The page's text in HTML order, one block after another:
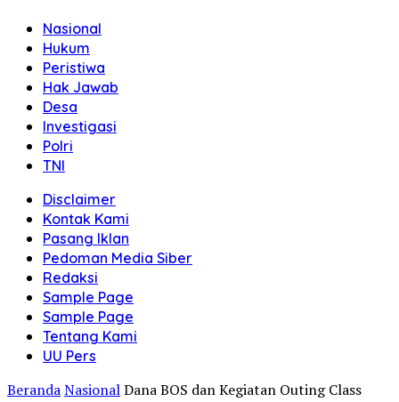
Nasional
Hukum
Peristiwa
Hak Jawab
Desa
Investigasi
Polri
TNI
Disclaimer
Kontak Kami
Pasang Iklan
Pedoman Media Siber
Redaksi
Sample Page
Sample Page
Tentang Kami
UU Pers
BerandaNasionalDana BOS dan Kegiatan Outing Class